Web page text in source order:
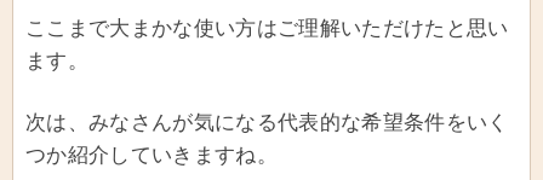
ここまで大まかな使い方はご理解いただけたと思い
ます。
次は、みなさんが気になる代表的な希望条件をいく
つか紹介していきますね。